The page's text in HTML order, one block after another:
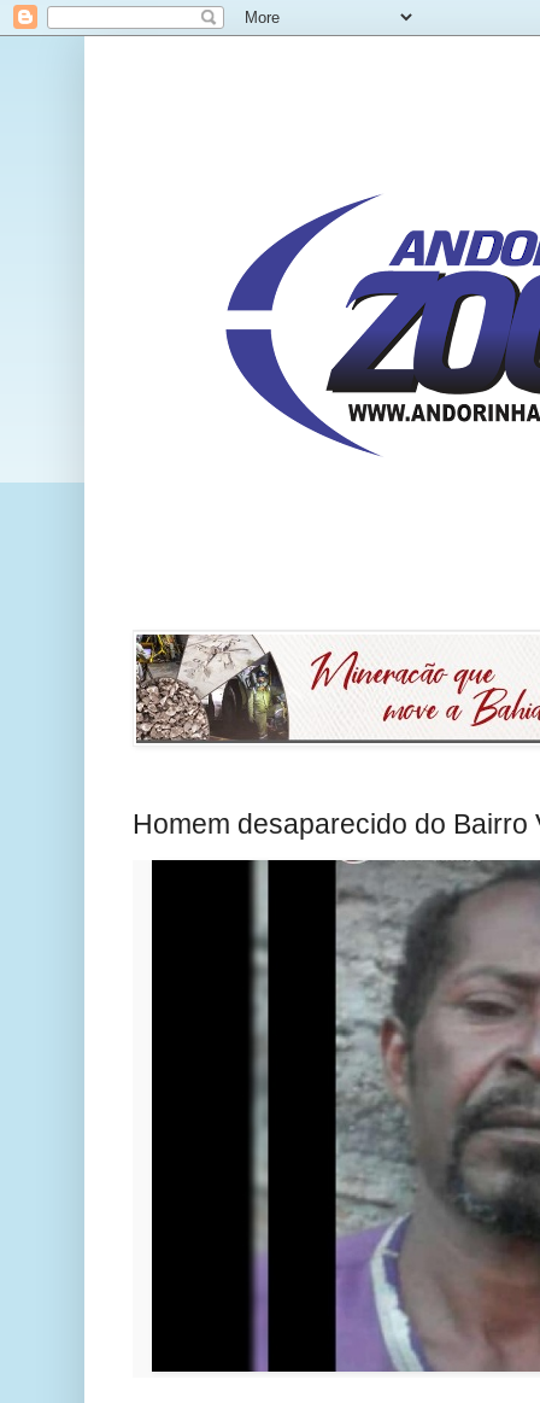
Homem desaparecido do Bairro